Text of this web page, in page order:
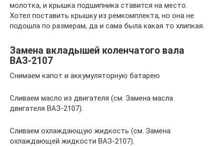
молотка, и крышка подшипника ставится на место.
Хотел поставить крышку из ремкомплекта, но она не
подошла по размерам, да и сама была какая то хлипкая.
Замена вкладышей коленчатого вала
ВАЗ-2107
Снимаем капот и аккумуляторную батарею
Сливаем масло из двигателя (см. Замена масла
двигателя ВАЗ-2107).
Сливаем охлаждающую жидкость (см. Замена
охлаждающей жидкости ВАЗ-2107).